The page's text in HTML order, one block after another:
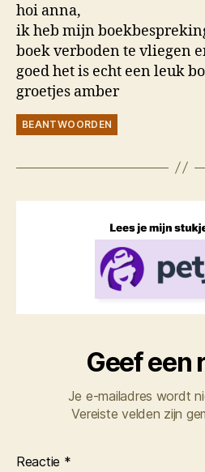
hoi anna,
ik heb mijn
boek verboden te vliegen
goed het is echt een leuk
groetjes amber
BEANTWOORDEN
Geef een
Je e-mailadres wordt
Vereiste velden zijn
Reactie *